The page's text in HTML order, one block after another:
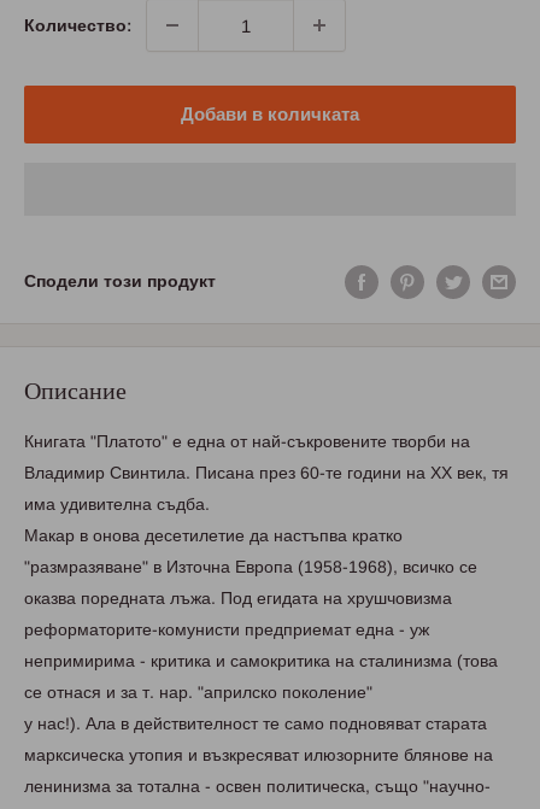
Количество:
Добави в количката
Сподели този продукт
Описание
Книгата "Платото" е една от най-съкровените творби на
Владимир Свинтила. Писана през 60-те години на ХХ век, тя
има удивителна съдба.
Макар в онова десетилетие да настъпва кратко
"размразяване" в Източна Европа (1958-1968), всичко се
оказва поредната лъжа. Под егидата на хрушчовизма
реформаторите-комунисти предприемат една - уж
непримирима - критика и самокритика на сталинизма (това
се отнася и за т. нар. "априлско поколение"
у нас!). Ала в действителност те само подновяват старата
марксическа утопия и възкресяват илюзорните блянове на
ленинизма за тотална - освен политическа, също "научно-